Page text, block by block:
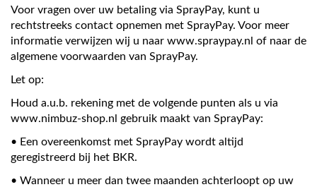
Voor vragen over uw betaling via SprayPay, kunt u
rechtstreeks contact opnemen met SprayPay. Voor meer
informatie verwijzen wij u naar www.spraypay.nl of naar de
algemene voorwaarden van SprayPay.
Let op:
Houd a.u.b. rekening met de volgende punten als u via
www.nimbuz-shop.nl gebruik maakt van SprayPay:
• Een overeenkomst met SprayPay wordt altijd
geregistreerd bij het BKR.
• Wanneer u meer dan twee maanden achterloopt op uw